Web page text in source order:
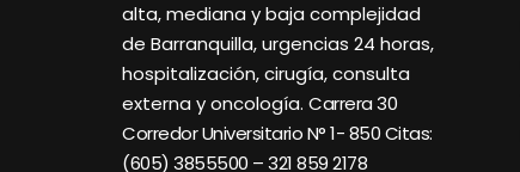
alta, mediana y baja complejidad
de Barranquilla, urgencias 24 horas,
hospitalización, cirugía, consulta
externa y oncología. Carrera 30
Corredor Universitario N° 1- 850 Citas:
(605) 3855500 – 321 859 2178